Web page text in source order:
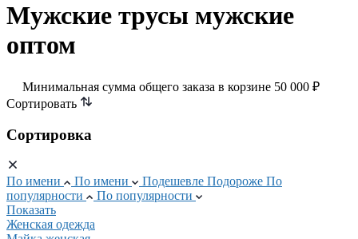
Мужские трусы мужские
оптом
Минимальная сумма общего заказа в корзине 50 000 ₽
Сортировать
Сортировка
По имени По имени Подешевле Подороже По
популярности
По популярности
Показать
Женская одежда